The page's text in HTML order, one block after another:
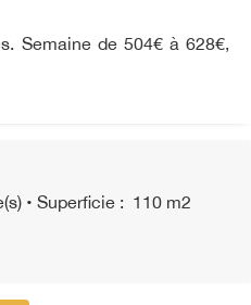
Semaine de 504€ à 628€,
• Superficie : 110 m2